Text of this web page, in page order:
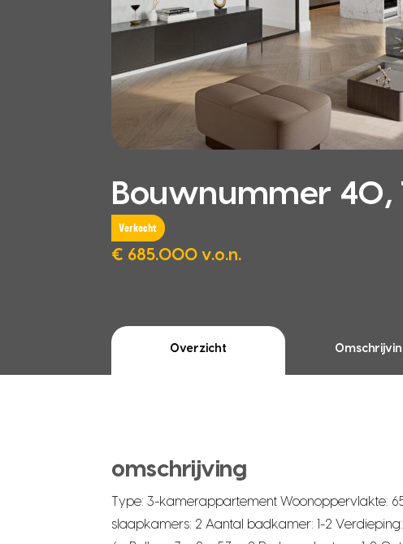
Bouwnummer 40,
Verkocht
€ 685.000 v.o.n.
Overzicht
omschrijving
Type: 3-kamerappartement Woonoppervlakte:
slaapkamers: 2 Aantal badkamer: 1-2